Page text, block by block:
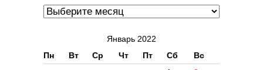
Январь 2022
Пн
Вт Ср Чт Пт Сб Вс